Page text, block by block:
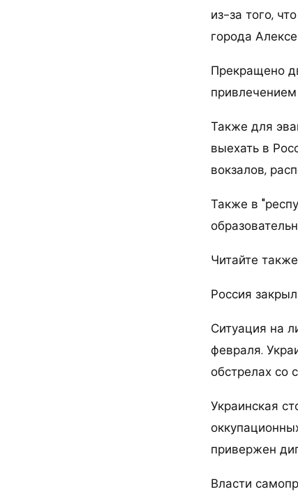
из-за того,
города
Прекращено
Также для
выехать в
вокзалов,
Также в
Читайте также
Россия
Ситуация на
февраля.
обстрелах со
Украинская
привержен
Власти